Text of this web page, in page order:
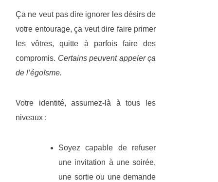
Ça ne veut pas dire ignorer les désirs de
votre entourage, ça veut dire faire primer
les vôtres, quitte à parfois faire des
compromis. Certains peuvent appeler ça
de l’égoïsme.
Votre identité, assumez-là à tous les
niveaux :
Soyez capable de refuser
une invitation à une soirée,
une sortie ou une demande